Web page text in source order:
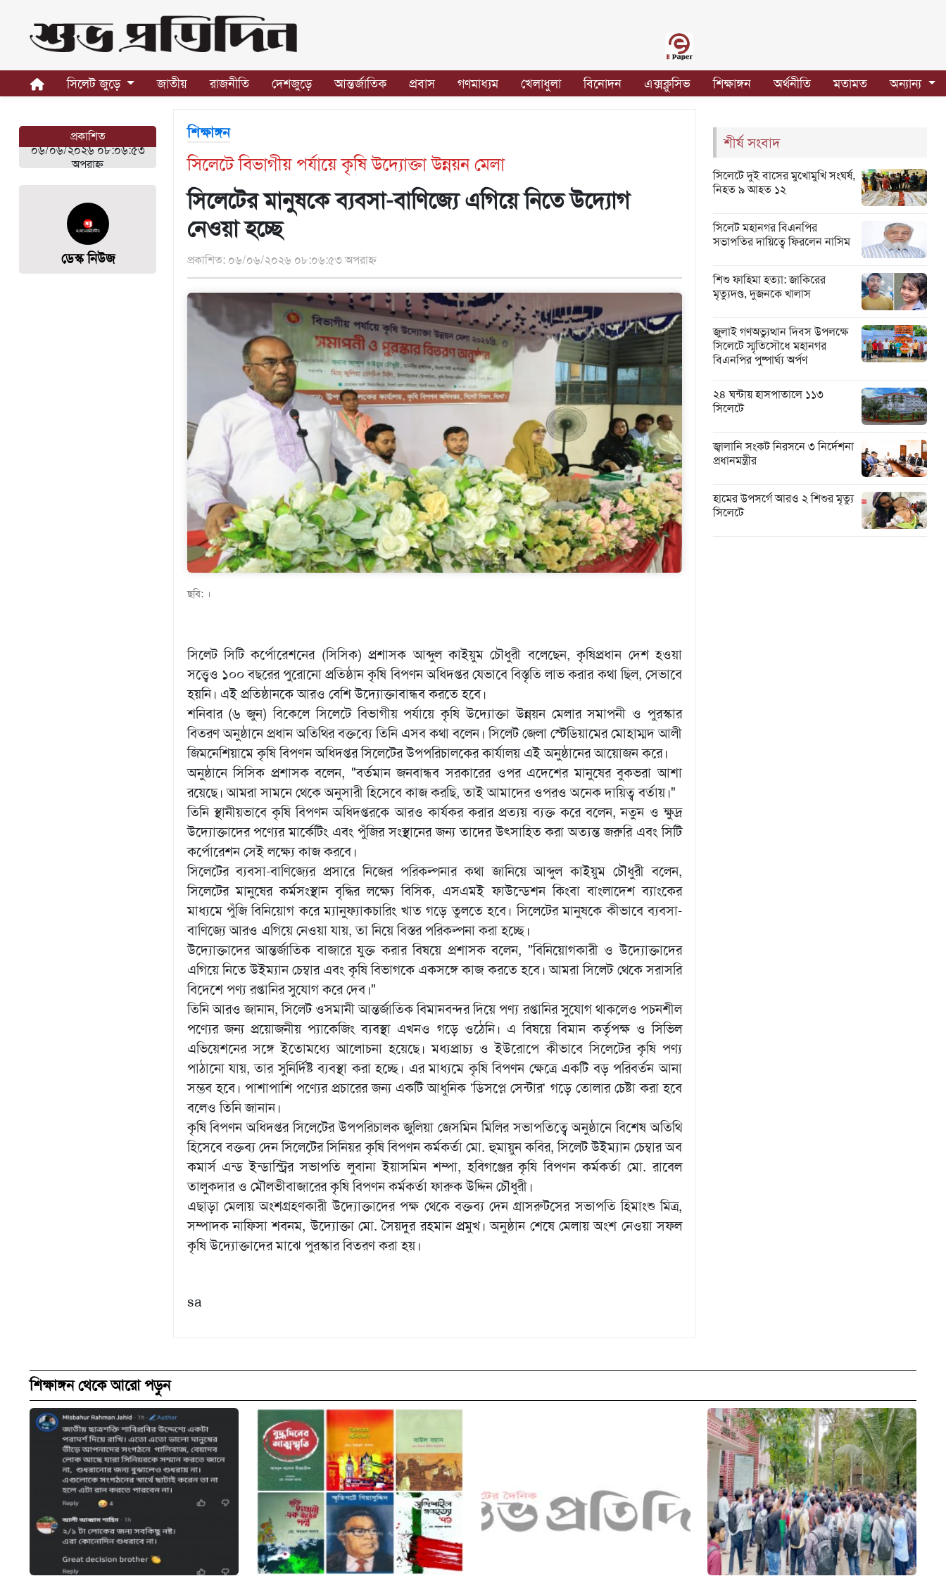
জুড়ে
সিলেট
মৌলভীবাজার
হবিগঞ্জ
জাতীয়
আন্তর্জাতিক
সিলেট জুড়ে জাতীয় রাজনীতি দেশজুড়ে আন্তর্জাতিক প্রবাস গণমাধ্যম খেলাধুলা বিনোদন এক্সক্লুসিভ শিক্ষাঙ্গন অর্থনীতি মতামত অন্যান্য
প্রকাশিত
০৬/০৬/২০২৬ ০৮:০৬:৫৩
অপরাহ্ন
ডেস্ক নিউজ
শিক্ষাঙ্গন
সিলেটে বিভাগীয় পর্যায়ে কৃষি উদ্যোক্তা উন্নয়ন মেলা
সিলেটের মানুষকে ব্যবসা-বাণিজ্যে এগিয়ে নিতে উদ্যোগ
নেওয়া হচ্ছে
প্রকাশিত: ০৬/০৬/২০২৬ ০৮:০৬:৫৩ অপরাহ্ন
ছবি: ।
সিলেট সিটি কর্পোরেশনের (সিসিক) প্রশাসক আব্দুল কাইয়ুম চৌধুরী বলেছেন, কৃষিপ্রধান দেশ হওয়া
সত্ত্বেও ১০০ বছরের পুরোনো প্রতিষ্ঠান কৃষি বিপণন অধিদপ্তর যেভাবে বিস্তৃতি লাভ করার কথা ছিল, সেভাবে
হয়নি। এই প্রতিষ্ঠানকে আরও বেশি উদ্যোক্তাবান্ধব করতে হবে।
শনিবার (৬ জুন) বিকেলে সিলেটে বিভাগীয় পর্যায়ে কৃষি উদ্যোক্তা উন্নয়ন মেলার সমাপনী ও পুরস্কার
বিতরণ অনুষ্ঠানে প্রধান অতিথির বক্তব্যে তিনি এসব কথা বলেন। সিলেট জেলা স্টেডিয়ামের মোহাম্মদ আলী
জিমনেশিয়ামে কৃষি বিপণন অধিদপ্তর সিলেটের উপপরিচালকের কার্যালয় এই অনুষ্ঠানের আয়োজন করে।
অনুষ্ঠানে সিসিক প্রশাসক বলেন, "বর্তমান জনবান্ধব সরকারের ওপর এদেশের মানুষের বুকভরা আশা
রয়েছে। আমরা সামনে থেকে অনুসারী হিসেবে কাজ করছি, তাই আমাদের ওপরও অনেক দায়িত্ব বর্তায়।"
তিনি স্থানীয়ভাবে কৃষি বিপণন অধিদপ্তরকে আরও কার্যকর করার প্রত্যয় ব্যক্ত করে বলেন, নতুন ও ক্ষুদ্র
উদ্যোক্তাদের পণ্যের মার্কেটিং এবং পুঁজির সংস্থানের জন্য তাদের উৎসাহিত করা অত্যন্ত জরুরি এবং সিটি
কর্পোরেশন সেই লক্ষ্যে কাজ করবে।
সিলেটের ব্যবসা-বাণিজ্যের প্রসারে নিজের পরিকল্পনার কথা জানিয়ে আব্দুল কাইয়ুম চৌধুরী বলেন,
সিলেটের মানুষের কর্মসংস্থান বৃদ্ধির লক্ষ্যে বিসিক, এসএমই ফাউন্ডেশন কিংবা বাংলাদেশ ব্যাংকের
মাধ্যমে পুঁজি বিনিয়োগ করে ম্যানুফ্যাকচারিং খাত গড়ে তুলতে হবে। সিলেটের মানুষকে কীভাবে ব্যবসা-
বাণিজ্যে আরও এগিয়ে নেওয়া যায়, তা নিয়ে বিস্তর পরিকল্পনা করা হচ্ছে।
উদ্যোক্তাদের আন্তর্জাতিক বাজারে যুক্ত করার বিষয়ে প্রশাসক বলেন, "বিনিয়োগকারী ও উদ্যোক্তাদের
এগিয়ে নিতে উইম্যান চেম্বার এবং কৃষি বিভাগকে একসঙ্গে কাজ করতে হবে। আমরা সিলেট থেকে সরাসরি
বিদেশে পণ্য রপ্তানির সুযোগ করে দেব।"
তিনি আরও জানান, সিলেট ওসমানী আন্তর্জাতিক বিমানবন্দর দিয়ে পণ্য রপ্তানির সুযোগ থাকলেও পচনশীল
পণ্যের জন্য প্রয়োজনীয় প্যাকেজিং ব্যবস্থা এখনও গড়ে ওঠেনি। এ বিষয়ে বিমান কর্তৃপক্ষ ও সিভিল
এভিয়েশনের সঙ্গে ইতোমধ্যে আলোচনা হয়েছে। মধ্যপ্রাচ্য ও ইউরোপে কীভাবে সিলেটের কৃষি পণ্য
পাঠানো যায়, তার সুনির্দিষ্ট ব্যবস্থা করা হচ্ছে। এর মাধ্যমে কৃষি বিপণন ক্ষেত্রে একটি বড় পরিবর্তন আনা
সম্ভব হবে। পাশাপাশি পণ্যের প্রচারের জন্য একটি আধুনিক 'ডিসপ্লে সেন্টার' গড়ে তোলার চেষ্টা করা হবে
বলেও তিনি জানান।
কৃষি বিপণন অধিদপ্তর সিলেটের উপপরিচালক জুলিয়া জেসমিন মিলির সভাপতিত্বে অনুষ্ঠানে বিশেষ অতিথি
হিসেবে বক্তব্য দেন সিলেটের সিনিয়র কৃষি বিপণন কর্মকর্তা মো. হুমায়ুন কবির, সিলেট উইম্যান চেম্বার অব
কমার্স এন্ড ইন্ডাস্ট্রির সভাপতি লুবানা ইয়াসমিন শম্পা, হবিগঞ্জের কৃষি বিপণন কর্মকর্তা মো. রাবেল
তালুকদার ও মৌলভীবাজারের কৃষি বিপণন কর্মকর্তা ফারুক উদ্দিন চৌধুরী।
এছাড়া মেলায় অংশগ্রহণকারী উদ্যোক্তাদের পক্ষ থেকে বক্তব্য দেন গ্রাসরুটসের সভাপতি হিমাংশু মিত্র,
সম্পাদক নাফিসা শবনম, উদ্যোক্তা মো. সৈয়দুর রহমান প্রমুখ। অনুষ্ঠান শেষে মেলায় অংশ নেওয়া সফল
কৃষি উদ্যোক্তাদের মাঝে পুরস্কার বিতরণ করা হয়।
sa
শীর্ষ সংবাদ
সিলেটে দুই বাসের মুখোমুখি সংঘর্ষ,
নিহত ৯ আহত ১২
সিলেট মহানগর বিএনপির
সভাপতির দায়িত্বে ফিরলেন নাসিম
শিশু ফাহিমা হত্যা: জাকিরের
মৃত্যুদণ্ড, দুজনকে খালাস
জুলাই গণঅভ্যুত্থান দিবস উপলক্ষে
সিলেটে স্মৃতিসৌধে মহানগর
বিএনপির পুষ্পার্ঘ্য অর্পণ
২৪ ঘন্টায় হাসপাতালে ১১৩
সিলেটে
জ্বালানি সংকট নিরসনে ৩ নির্দেশনা
প্রধানমন্ত্রীর
হামের উপসর্গে আরও ২ শিশুর মৃত্যু
সিলেটে
শিক্ষাঙ্গন থেকে আরো পড়ুন